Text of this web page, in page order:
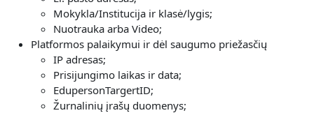
Mokykla/Institucija ir klasė/lygis;
Nuotrauka arba Video;
Platformos palaikymui ir dėl saugumo priežasčių
IP adresas;
Prisijungimo laikas ir data;
EdupersonTargertID;
Žurnalinių įrašų duomenys;